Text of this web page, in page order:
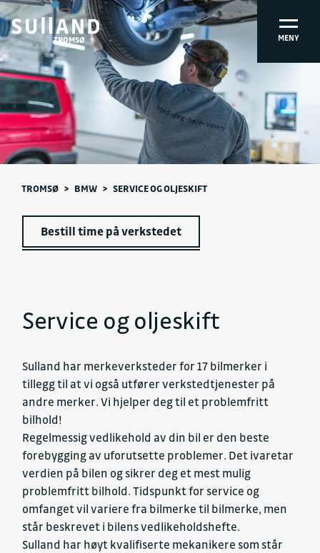
TROMSØ MENY
TROMSØ > BMW > SERVICE OG OLJESKIFT
Bestill time på verkstedet
Service og oljeskift
Sulland har merkeverksteder for 17 bilmerker i
tillegg til at vi også utfører verkstedtjenester på
andre merker. Vi hjelper deg til et problemfritt
bilhold!
Regelmessig vedlikehold av din bil er den beste
forebygging av uforutsette problemer. Det ivaretar
verdien på bilen og sikrer deg et mest mulig
problemfritt bilhold. Tidspunkt for service og
omfanget vil variere fra bilmerke til bilmerke, men
står beskrevet i bilens vedlikeholdshefte.
Sulland har høyt kvalifiserte mekanikere som står